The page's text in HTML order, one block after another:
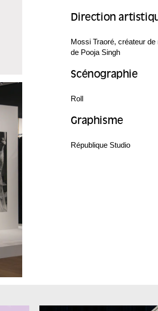
Direction
Mossi Traoré, créateur
de Pooja Singh
Scénographie
Roll
Graphisme
République Studio